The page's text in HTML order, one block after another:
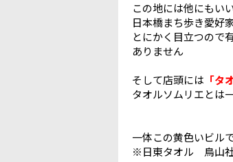
この地には他にもい
日本橋まち歩き愛好
とにかく目立つので
ありません
そして店頭には 「タ
タオルソムリエとは
一体この黄色いビル
※日東タオル 鳥山社